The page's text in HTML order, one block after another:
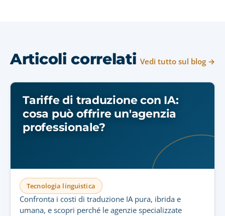
Articoli correlati Vedi tutto sul blog →
Tariffe di traduzione con IA:
cosa può offrire un'agenzia
professionale?
Tecnologia linguistica
Confronta i costi di traduzione IA pura, ibrida e
umana, e scopri perché le agenzie specializzate